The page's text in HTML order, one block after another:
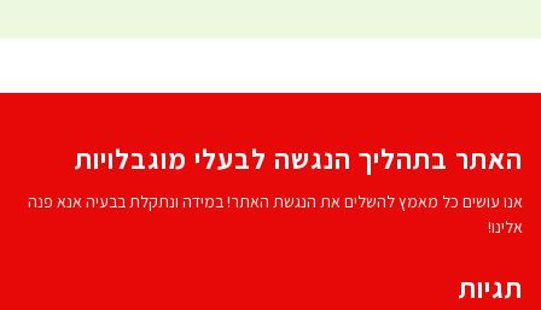
האתר בתהליך הנגשה לבעלי מוגבלויות
אנו עושים כל מאמץ להשלים את הנגשת האתר! במידה ונתקלת בבעיה אנא פנה
אלינו!
תגיות